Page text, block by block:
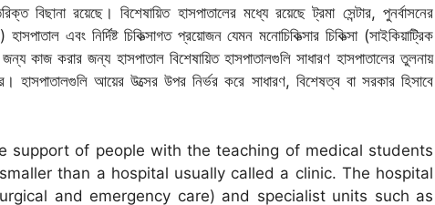
রয়েছে। বিশেষায়িত হাসপাতালের মধ্যে রয়েছে ট্রমা সেন্টার, পুনর্বাসনের
এবং নির্দিষ্ট চিকিত্সাগত প্রয়োজন যেমন মনোচিকিত্সার চিকিত্সা (সাইকিয়াট্রিক
জন্য কাজ করার জন্য হাসপাতাল বিশেষায়িত হাসপাতালগুলি সাধারণ হাসপাতালের তুলনায়
হাসপাতালগুলি আয়ের উত্সের উপর নির্ভর করে সাধারণ, বিশেষত্ব বা সরকার হিসাবে
support of people with the teaching of medical students
than a hospital usually called a clinic. The hospital
and emergency care) and specialist units such as